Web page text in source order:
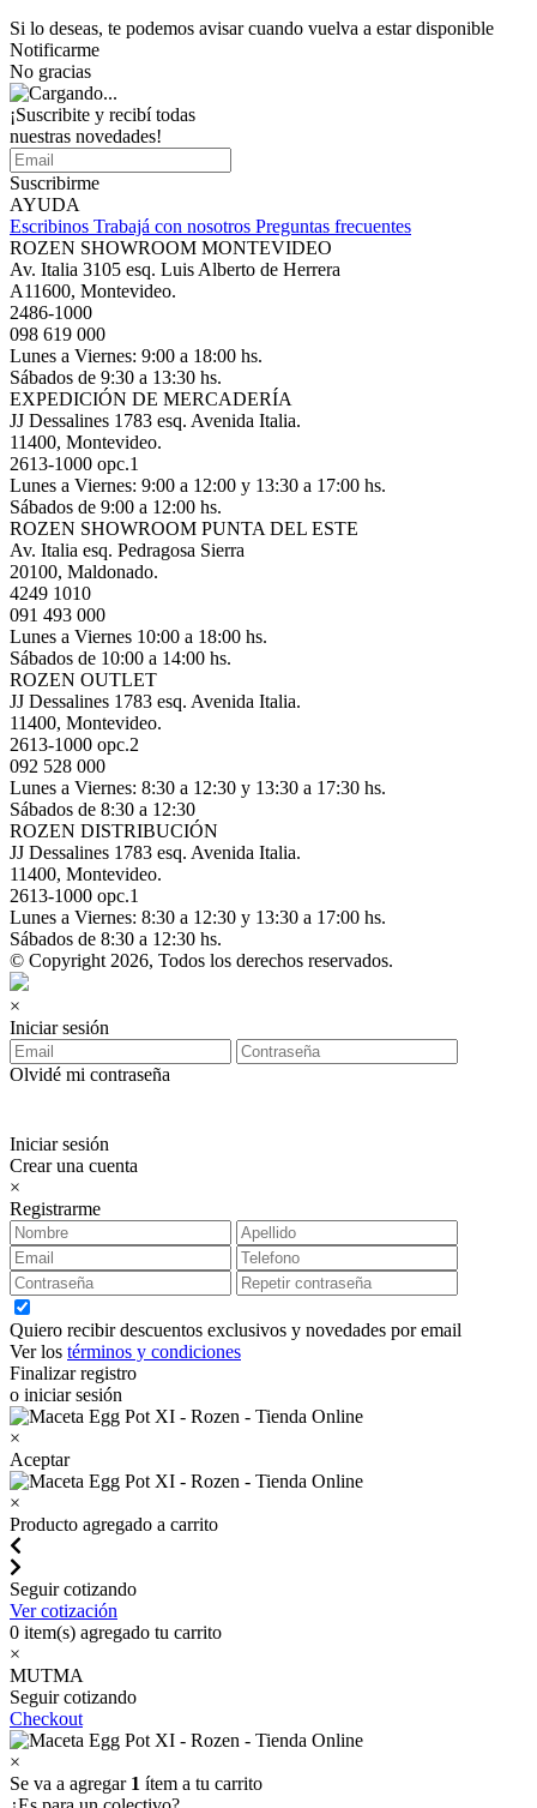
Si lo deseas, te podemos avisar cuando vuelva a estar disponible
Notificarme
No gracias
¡Suscribite y recibí todas
nuestras novedades!
Suscribirme
AYUDA
Escribinos Trabajá con nosotros Preguntas frecuentes
ROZEN SHOWROOM MONTEVIDEO
Av. Italia 3105 esq. Luis Alberto de Herrera
A11600, Montevideo.
2486-1000
098 619 000
Lunes a Viernes: 9:00 a 18:00 hs.
Sábados de 9:30 a 13:30 hs.
EXPEDICIÓN DE MERCADERÍA
JJ Dessalines 1783 esq. Avenida Italia.
11400, Montevideo.
2613-1000 opc.1
Lunes a Viernes: 9:00 a 12:00 y 13:30 a 17:00 hs.
Sábados de 9:00 a 12:00 hs.
ROZEN SHOWROOM PUNTA DEL ESTE
Av. Italia esq. Pedragosa Sierra
20100, Maldonado.
4249 1010
091 493 000
Lunes a Viernes 10:00 a 18:00 hs.
Sábados de 10:00 a 14:00 hs.
ROZEN OUTLET
JJ Dessalines 1783 esq. Avenida Italia.
11400, Montevideo.
2613-1000 opc.2
092 528 000
Lunes a Viernes: 8:30 a 12:30 y 13:30 a 17:30 hs.
Sábados de 8:30 a 12:30
ROZEN DISTRIBUCIÓN
JJ Dessalines 1783 esq. Avenida Italia.
11400, Montevideo.
2613-1000 opc.1
Lunes a Viernes: 8:30 a 12:30 y 13:30 a 17:00 hs.
Sábados de 8:30 a 12:30 hs.
© Copyright 2026, Todos los derechos reservados.
×
Iniciar sesión
Olvidé mi contraseña
Iniciar sesión
Crear una cuenta
×
Registrarme
Quiero recibir descuentos exclusivos y novedades por email
Ver los términos y condiciones
Finalizar registro
o iniciar sesión
×
Aceptar
×
Producto agregado a carrito
Seguir cotizando
Ver cotización
0 item(s) agregado tu carrito
×
MUTMA
Seguir cotizando
Checkout
×
Se va a agregar 1 ítem a tu carrito